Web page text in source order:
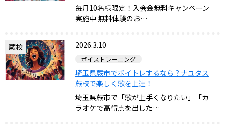
毎月10名様限定！入会金無料キャンペーン
実施中 無料体験のお…
蕨校 2026.3.10
ボイストレーニング
埼玉県蕨市でボイトレするなら？ナユタス
蕨校で楽しく歌を上達！
埼玉県蕨市で「歌が上手くなりたい」「カ
ラオケで高得点を出した…